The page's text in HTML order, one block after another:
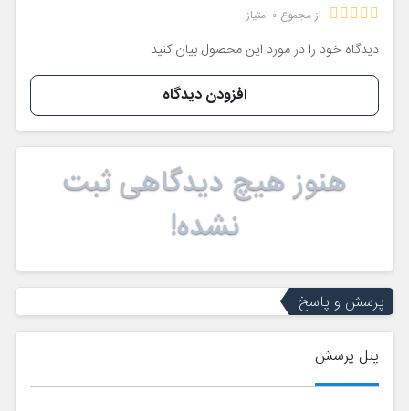
از مجموع 0 امتیاز
دیدگاه خود را در مورد این محصول بیان کنید
افزودن دیدگاه
هنوز هیچ دیدگاهی ثبت
نشده!
پرسش و پاسخ
پنل پرسش